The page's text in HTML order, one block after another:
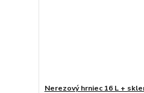
Nerezový hrniec 16 L +